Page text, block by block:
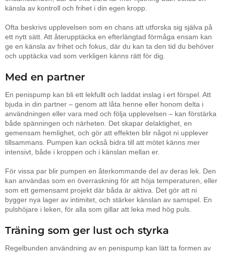
känsla av kontroll och frihet i din egen kropp.
Ofta beskrivs upplevelsen som en chans att utforska sig själva på
ett nytt sätt. Att återupptäcka en efterlängtad förmåga ensam kan
ge en känsla av frihet och fokus, där du kan ta den tid du behöver
och upptäcka vad som verkligen känns rätt för dig.
Med en partner
En penispump kan bli ett lekfullt och laddat inslag i ert förspel. Att
bjuda in din partner – genom att låta henne eller honom delta i
användningen eller vara med och följa upplevelsen – kan förstärka
både spänningen och närheten. Det skapar delaktighet, en
gemensam hemlighet, och gör att effekten blir något ni upplever
tillsammans. Pumpen kan också bidra till att mötet känns mer
intensivt, både i kroppen och i känslan mellan er.
För vissa par blir pumpen en återkommande del av deras lek. Den
kan användas som en överraskning för att höja temperaturen, eller
som ett gemensamt projekt där båda är aktiva. Det gör att ni
bygger nya lager av intimitet, och stärker känslan av samspel. En
pulshöjare i leken, för alla som gillar att leka med hög puls.
Träning som ger lust och styrka
Regelbunden användning av en penispump kan lätt ta formen av